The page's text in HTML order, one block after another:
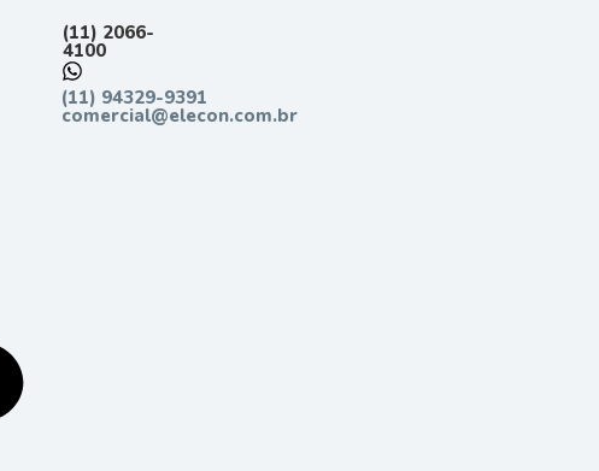
(11) 2066-
4100
(11) 94329-9391
comercial@elecon.com.br